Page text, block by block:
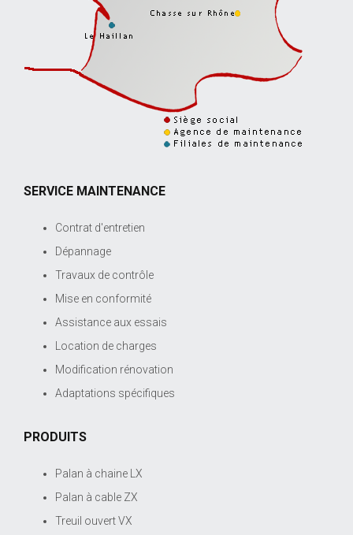
SERVICE MAINTENANCE
Contrat d'entretien
Dépannage
Travaux de contrôle
Mise en conformité
Assistance aux essais
Location de charges
Modification rénovation
Adaptations spécifiques
PRODUITS
Palan à chaine LX
Palan à cable ZX
Treuil ouvert VX